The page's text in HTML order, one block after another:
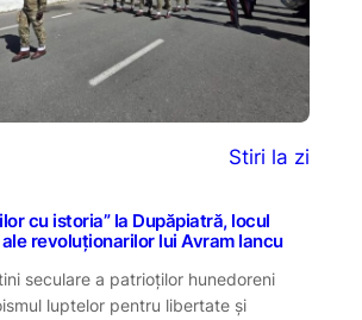
Stiri la zi
cu istoria” la Dupăpiatră, locul
revoluționarilor lui Avram Iancu
seculare a patrioților hunedoreni
luptelor pentru libertate și